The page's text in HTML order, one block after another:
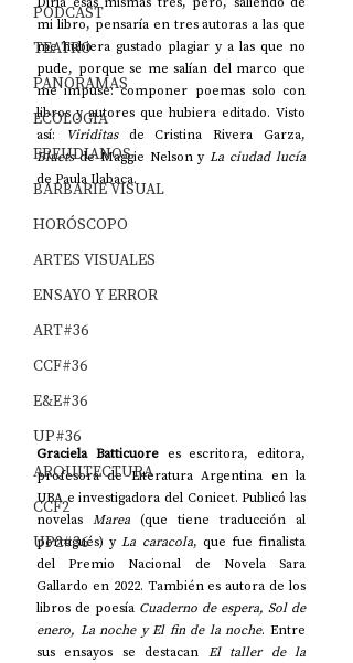
PODCAST
TEATRO
PANORAMAS
ECOLOGÍA
FREUDIANOS
BARBARIE VISUAL
HORÓSCOPO
ARTES VISUALES
ENSAYO Y ERROR
ART#36
CCF#36
E&E#36
UP#36
ARQUITECTURA
CCF2
UP2#36
mi libro, pensaría en tres autoras a las que
me hubiera gustado plagiar y a las que no
pude, porque se me salían del marco que
me impuse: componer poemas solo con
libros y autores que hubiera editado. Visto
así:
Viriditas
Bluets de Maggie Nelson y La ciudad lucía
de Paula Ilabaca.
Graciela Batticuore es escritora, editora,
profesora de Literatura Argentina en la
UBA e investigadora del Conicet. Publicó las
novelas Marea (que tiene traducción al
portugués) y La caracola, que fue finalista
del Premio Nacional de Novela Sara
Gallardo en 2022. También es autora de los
libros de poesía Cuaderno de espera, Sol de
enero, La noche y El fin de la noche. Entre
sus ensayos se destacan El taller de la